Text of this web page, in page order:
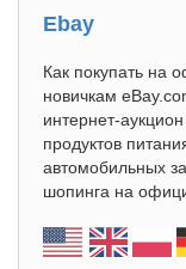
Ebay
Как покупать на
новичкам
интернет-
продуктов
автомобильных
шопинга на